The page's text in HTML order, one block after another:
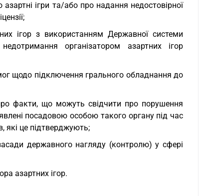
ігри та/або про надання недостовірної
ігор з використанням Державної системи
організатором азартних ігор
щодо підключення грального обладнання до
факти, що можуть свідчити про порушення
посадовою особою такого органу під час
які це підтверджують;
державного нагляду (контролю) у сфері
азартних ігор.